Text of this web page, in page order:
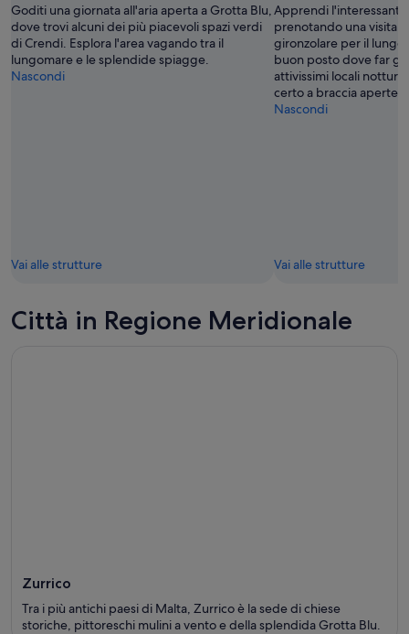
Goditi una giornata all'aria aperta a Grotta Blu,
dove trovi alcuni dei più piacevoli spazi verdi
di Crendi. Esplora l'area vagando tra il
lungomare e le splendide spiagge.
Nascondi
Vai alle strutture
Apprendi
prenotando una visita
gironzolare per il
buon posto dove far
attivissimi locali
certo a braccia aperte.
Nascondi
Vai alle strutture
Città in Regione Meridionale
Zurrico
Tra i più antichi paesi di Malta, Zurrico è la sede di chiese
storiche, pittoreschi mulini a vento e della splendida Grotta Blu.